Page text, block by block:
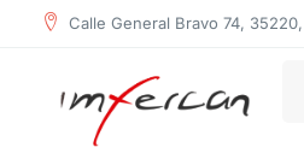
Calle General Bravo 74,